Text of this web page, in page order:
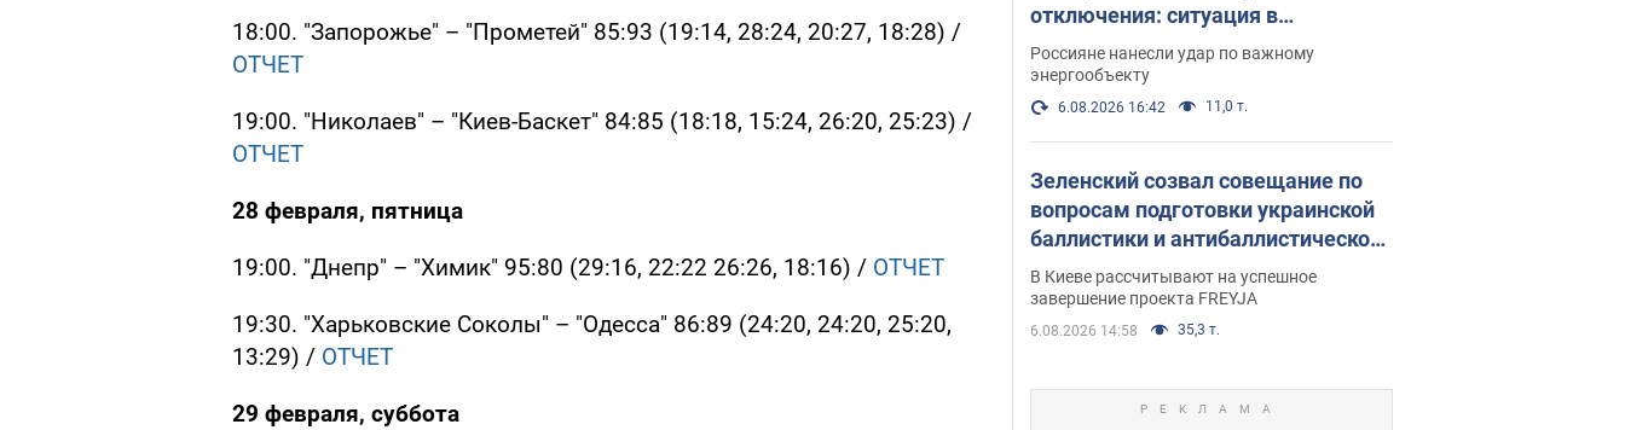
18:00. "Запорожье" – "Прометей" 85:93 (19:14, 28:24, 20:27, 18:28) /
ОТЧЕТ
19:00. "Николаев" – "Киев-Баскет" 84:85 (18:18, 15:24, 26:20, 25:23) /
ОТЧЕТ
28 февраля, пятница
19:00. "Днепр" – "Химик" 95:80 (29:16, 22:22 26:26, 18:16) / ОТЧЕТ
19:30. "Харьковские Соколы" – "Одесса" 86:89 (24:20, 24:20, 25:20,
13:29) / ОТЧЕТ
29 февраля, суббота
отключения: ситуация в
энергосистеме 6 августа
Россияне нанесли удар по важному
энергообъекту
6.08.2026 16:42 11,0 т.
Зеленский созвал совещание по
вопросам подготовки украинской
баллистики и антибаллистической
программы FREYJA: какие
решения готовятся
В Киеве рассчитывают на успешное
завершение проекта FREYJA
6.08.2026 14:58 35,3 т.